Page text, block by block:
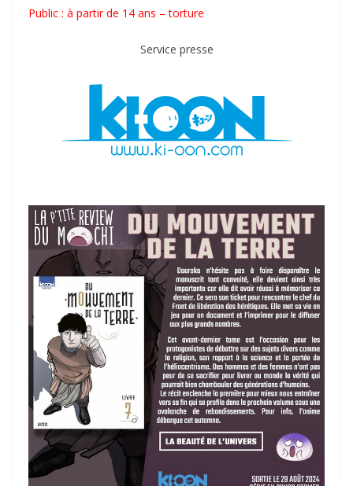
Public : à partir de 14 ans – torture
Service presse